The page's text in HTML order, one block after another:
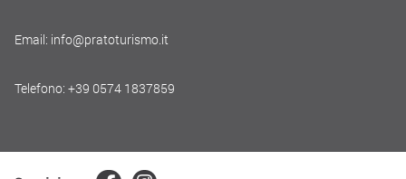
Email: info@pratoturismo.it
Telefono: +39 0574 1837859